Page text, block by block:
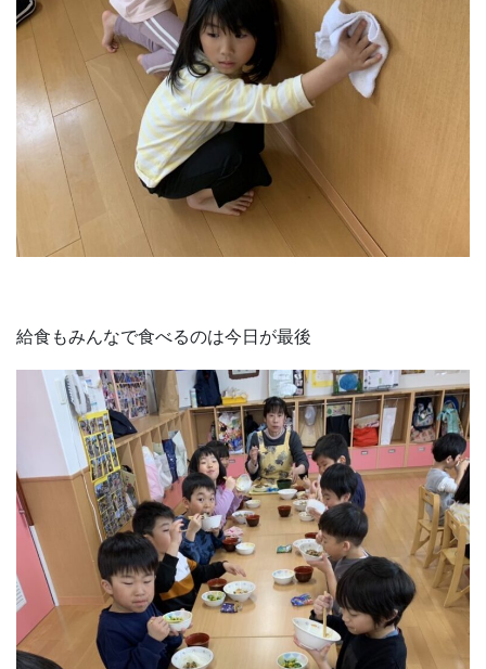
給食もみんなで食べるのは今日が最後